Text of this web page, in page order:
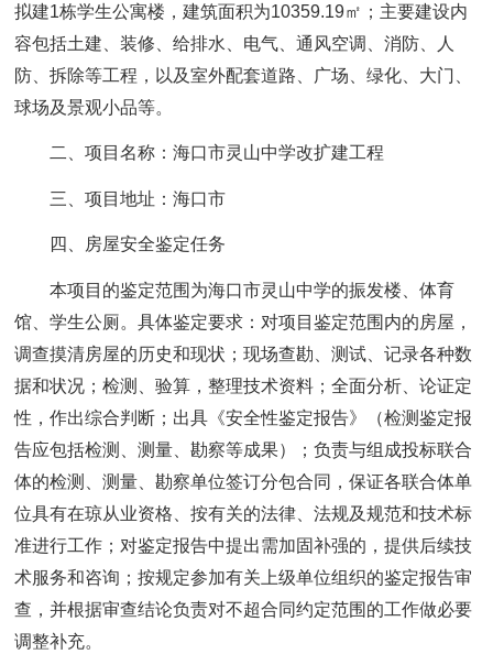
拟建1栋学生公寓楼，建筑面积为10359.19㎡；主要建设内
容包括土建、装修、给排水、电气、通风空调、消防、人
防、拆除等工程，以及室外配套道路、广场、绿化、大门、
球场及景观小品等。
二、项目名称：海口市灵山中学改扩建工程
三、项目地址：海口市
四、房屋安全鉴定任务
本项目的鉴定范围为海口市灵山中学的振发楼、体育
馆、学生公厕。具体鉴定要求：对项目鉴定范围内的房屋，
调查摸清房屋的历史和现状；现场查勘、测试、记录各种数
据和状况；检测、验算，整理技术资料；全面分析、论证定
性，作出综合判断；出具《安全性鉴定报告》（检测鉴定报
告应包括检测、测量、勘察等成果）；负责与组成投标联合
体的检测、测量、勘察单位签订分包合同，保证各联合体单
位具有在琼从业资格、按有关的法律、法规及规范和技术标
准进行工作；对鉴定报告中提出需加固补强的，提供后续技
术服务和咨询；按规定参加有关上级单位组织的鉴定报告审
查，并根据审查结论负责对不超合同约定范围的工作做必要
调整补充。